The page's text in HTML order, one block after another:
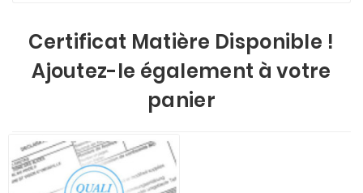
Certificat Matière Disponible !
Ajoutez-le également à votre
panier